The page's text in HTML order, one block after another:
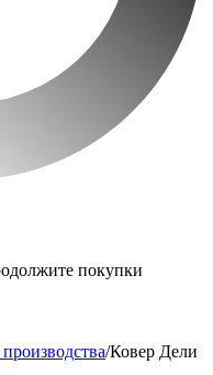
покупки
/Ковер Дели